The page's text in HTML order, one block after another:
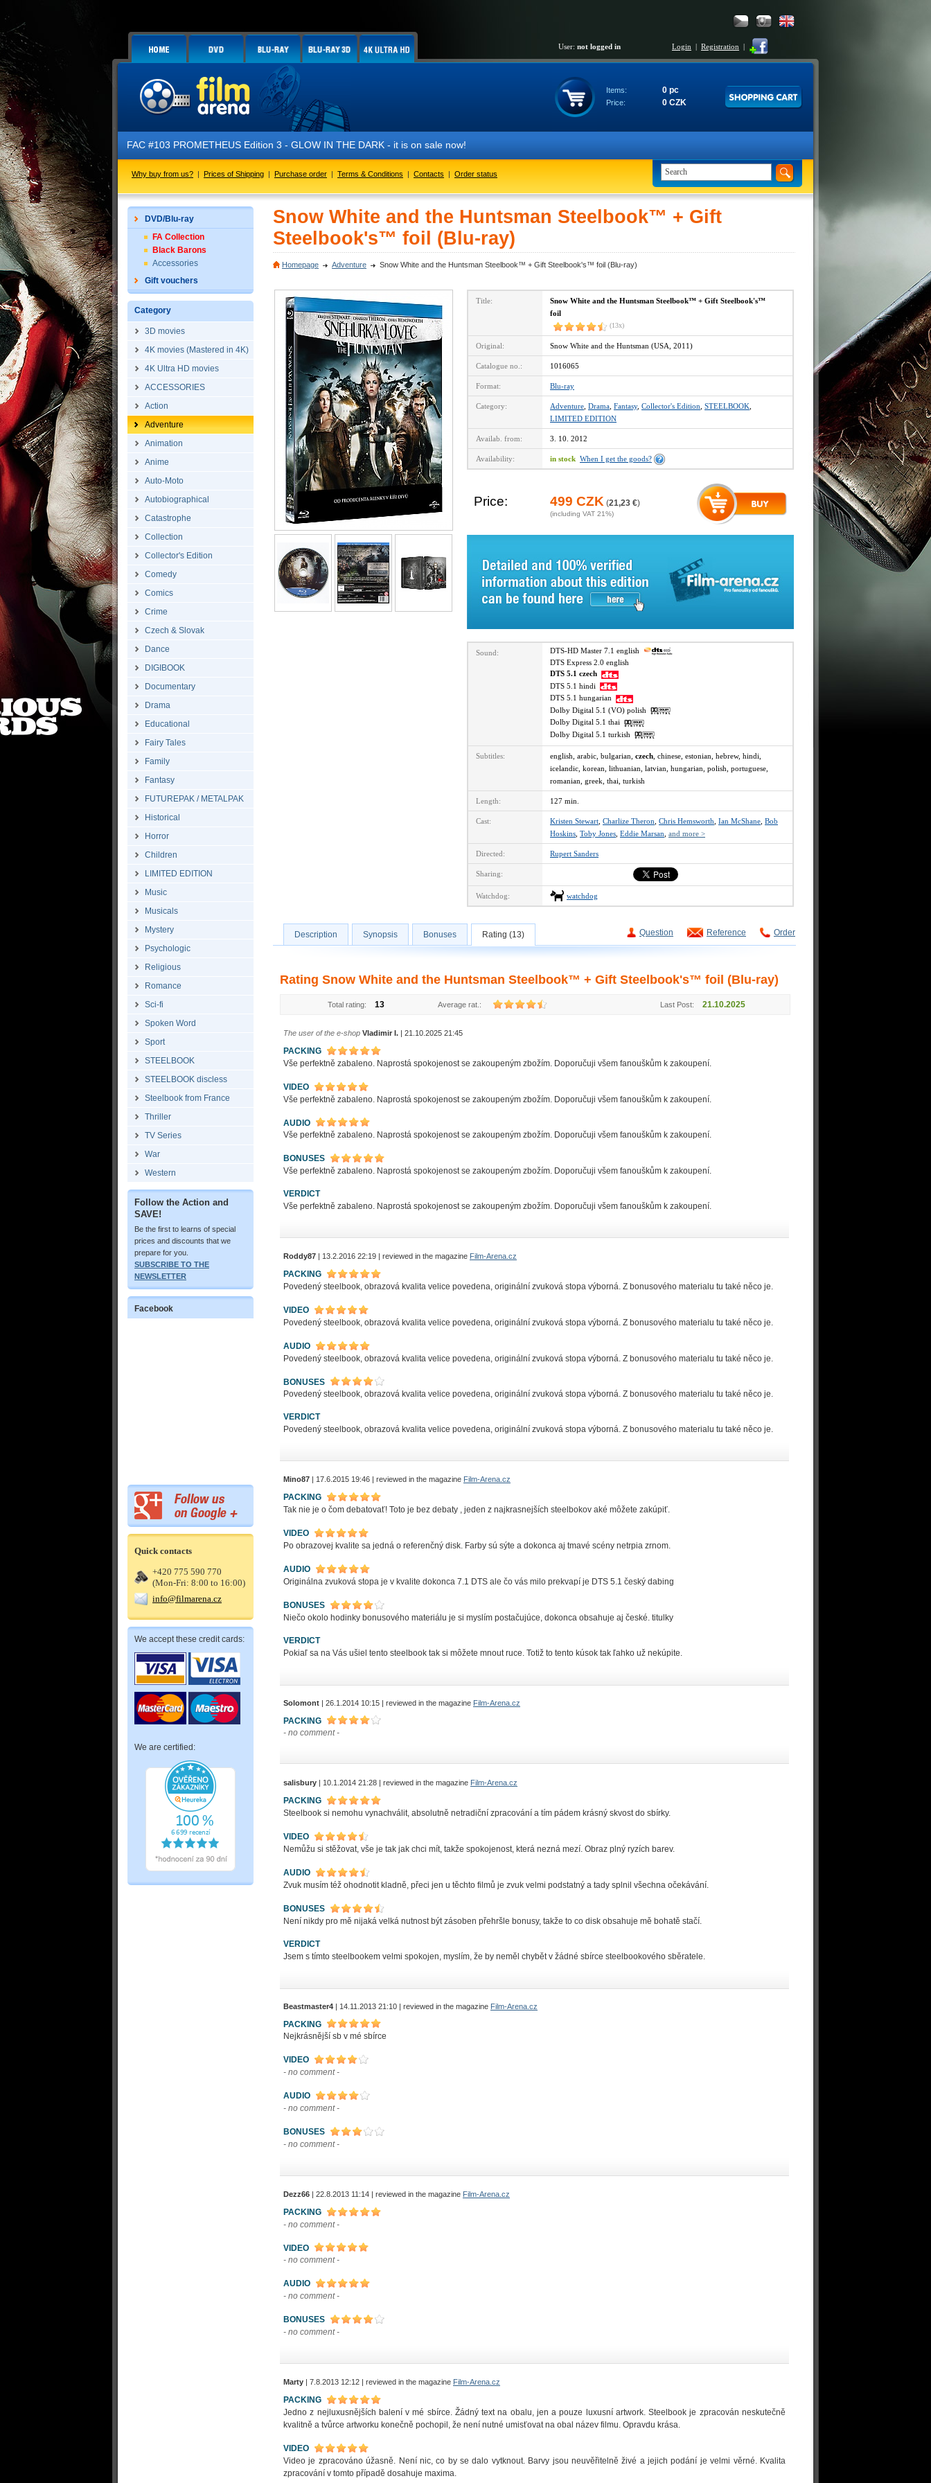
User: not logged in Login | Registration |
Items: 0 pc
Price: 0 CZK
FAC #103 PROMETHEUS Edition 3 - GLOW IN THE DARK - it is on sale now!
Why buy from us? | Prices of Shipping | Purchase order | Terms & Conditions | Contacts | Order status
DVD/Blu-ray
FA Collection
Black Barons
Accessories
Gift vouchers
Category
3D movies
4K movies (Mastered in 4K)
4K Ultra HD movies
ACCESSORIES
Action
Adventure
Animation
Anime
Auto-Moto
Autobiographical
Catastrophe
Collection
Collector's Edition
Comedy
Comics
Crime
Czech & Slovak
Dance
DIGIBOOK
Documentary
Drama
Educational
Fairy Tales
Family
Fantasy
FUTUREPAK / METALPAK
Historical
Horror
Children
LIMITED EDITION
Music
Musicals
Mystery
Psychologic
Religious
Romance
Sci-fi
Spoken Word
Sport
STEELBOOK
STEELBOOK discless
Steelbook from France
Thriller
TV Series
War
Western
Follow the Action and
SAVE!
Be the first to learns of special
prices and discounts that we
prepare for you.
SUBSCRIBE TO THE
NEWSLETTER
Facebook
Quick contacts
+420 775 590 770
(Mon-Fri: 8:00 to 16:00)
info@filmarena.cz
We accept these credit cards:
We are certified:
Snow White and the Huntsman Steelbook™ + Gift
Steelbook's™ foil (Blu-ray)
Homepage Adventure Snow White and the Huntsman Steelbook™ + Gift Steelbook's™ foil (Blu-ray)
Title:
Snow White and the Huntsman Steelbook™ + Gift Steelbook's™
foil
(13x)
Original: Snow White and the Huntsman (USA, 2011)
Catalogue no.: 1016065
Format: Blu-ray
Category: Adventure Drama Fantasy, Collector's Edition STEELBOOK
LIMITED EDITION
Availab. from: 3. 10. 2012
Availability: in stock When I get the goods?
Price: 499 CZK (21,23 €)
(including VAT 21%)
Sound:
DTS-HD Master 7.1 english
DTS Express 2.0 english
DTS 5.1 czech
DTS 5.1 hindi
DTS 5.1 hungarian
Dolby Digital 5.1 (VO) polish
Dolby Digital 5.1 thai
Dolby Digital 5.1 turkish
Subtitles: english, arabic, bulgarian, czech , chinese, estonian, hebrew, hindi,
icelandic, korean, lithuanian, latvian, hungarian, polish, portuguese,
romanian, greek, thai, turkish
Length: 127 min.
Cast: Kristen Stewart Charlize Theron Chris Hemsworth Ian McShane Bob
Hoskins Toby Jones Eddie Marsan and more >
Directed: Rupert Sanders
Sharing:
Watchdog: watchdog
Question Reference Order
Description Synopsis Bonuses Rating (13)
Rating Snow White and the Huntsman Steelbook™ + Gift Steelbook's™ foil (Blu-ray)
Total rating: 13 Average rat.: Last Post: 21.10.2025
The user of the e-shop Vladimir I. | 21.10.2025 21:45
PACKING
Vše perfektně zabaleno. Naprostá spokojenost se zakoupeným zbožím. Doporučuji všem fanouškům k zakoupení.
VIDEO
Vše perfektně zabaleno. Naprostá spokojenost se zakoupeným zbožím. Doporučuji všem fanouškům k zakoupení.
AUDIO
Vše perfektně zabaleno. Naprostá spokojenost se zakoupeným zbožím. Doporučuji všem fanouškům k zakoupení.
BONUSES
Vše perfektně zabaleno. Naprostá spokojenost se zakoupeným zbožím. Doporučuji všem fanouškům k zakoupení.
VERDICT
Vše perfektně zabaleno. Naprostá spokojenost se zakoupeným zbožím. Doporučuji všem fanouškům k zakoupení.
Roddy87 | 13.2.2016 22:19 | reviewed in the magazine Film-Arena.cz
PACKING
Povedený steelbook, obrazová kvalita velice povedena, originální zvuková stopa výborná. Z bonusového materialu tu také něco je.
VIDEO
Povedený steelbook, obrazová kvalita velice povedena, originální zvuková stopa výborná. Z bonusového materialu tu také něco je.
AUDIO
Povedený steelbook, obrazová kvalita velice povedena, originální zvuková stopa výborná. Z bonusového materialu tu také něco je.
BONUSES
Povedený steelbook, obrazová kvalita velice povedena, originální zvuková stopa výborná. Z bonusového materialu tu také něco je.
VERDICT
Povedený steelbook, obrazová kvalita velice povedena, originální zvuková stopa výborná. Z bonusového materialu tu také něco je.
Mino87 | 17.6.2015 19:46 | reviewed in the magazine Film-Arena.cz
PACKING
Tak nie je o čom debatovať! Toto je bez debaty , jeden z najkrasnejších steelbokov aké môžete zakúpiť.
VIDEO
Po obrazovej kvalite sa jedná o referenčný disk. Farby sú sýte a dokonca aj tmavé scény netrpia zrnom.
AUDIO
Originálna zvuková stopa je v kvalite dokonca 7.1 DTS ale čo vás milo prekvapí je DTS 5.1 český dabing
BONUSES
Niečo okolo hodinky bonusového materiálu je si myslím postačujúce, dokonca obsahuje aj české. titulky
VERDICT
Pokiaľ sa na Vás ušiel tento steelbook tak si môžete mnout ruce. Totiž to tento kúsok tak ľahko už nekúpite.
Solomont | 26.1.2014 10:15 | reviewed in the magazine Film-Arena.cz
PACKING
- no comment -
salisbury | 10.1.2014 21:28 | reviewed in the magazine Film-Arena.cz
PACKING
Steelbook si nemohu vynachválit, absolutně netradiční zpracování a tím pádem krásný skvost do sbírky.
VIDEO
Nemůžu si stěžovat, vše je tak jak chci mít, takže spokojenost, která nezná mezí. Obraz plný ryzích barev.
AUDIO
Zvuk musím též ohodnotit kladně, přeci jen u těchto filmů je zvuk velmi podstatný a tady splnil všechna očekávání.
BONUSES
Není nikdy pro mě nijaká velká nutnost být zásoben přehršle bonusy, takže to co disk obsahuje mě bohatě stačí.
VERDICT
Jsem s tímto steelbookem velmi spokojen, myslím, že by neměl chybět v žádné sbírce steelbookového sběratele.
Beastmaster4 | 14.11.2013 21:10 | reviewed in the magazine Film-Arena.cz
PACKING
Nejkrásnější sb v mé sbírce
VIDEO
- no comment -
AUDIO
- no comment -
BONUSES
- no comment -
Dezz66 | 22.8.2013 11:14 | reviewed in the magazine Film-Arena.cz
PACKING
- no comment -
VIDEO
- no comment -
AUDIO
- no comment -
BONUSES
- no comment -
Marty | 7.8.2013 12:12 | reviewed in the magazine Film-Arena.cz
PACKING
Jedno z nejluxusnějších balení v mé sbírce. Žádný text na obalu, jen a pouze luxusní artwork. Steelbook je zpracován neskutečně
kvalitně a tvůrce artworku konečně pochopil, že není nutné umisťovat na obal název filmu. Opravdu krása.
VIDEO
Video je zpracováno úžasně. Není nic, co by se dalo vytknout. Barvy jsou neuvěřitelně živé a jejich podání je velmi věrné. Kvalita
zpracování v tomto případě dosahuje maxima.